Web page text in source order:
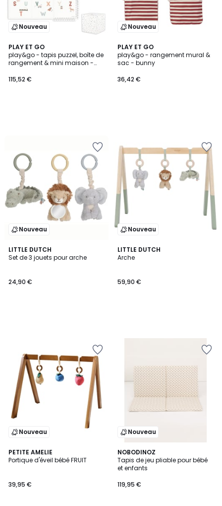
Nouveau
PLAY ET GO
play&go - tapis puzzel, boîte de
rangement & mini maison -
115,52 €
Nouveau
PLAY ET GO
play&go - rangement mural &
sac - bunny
36,42 €
Nouveau
LITTLE DUTCH
Set de 3 jouets pour arche
24,90 €
Nouveau
LITTLE DUTCH
Arche
59,90 €
Nouveau
PETITE AMELIE
Portique d'éveil bébé FRUIT
39,95 €
Nouveau
NOBODINOZ
Tapis de jeu pliable pour bébé
et enfants
119,95 €
2
Couleurs